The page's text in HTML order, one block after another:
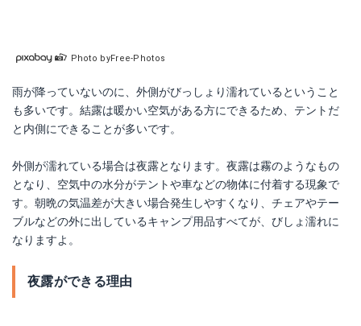
Photo byFree-Photos
雨が降っていないのに、外側がびっしょり濡れているということ
も多いです。結露は暖かい空気がある方にできるため、テントだ
と内側にできることが多いです。
外側が濡れている場合は夜露となります。夜露は霧のようなもの
となり、空気中の水分がテントや車などの物体に付着する現象で
す。朝晩の気温差が大きい場合発生しやすくなり、チェアやテー
ブルなどの外に出しているキャンプ用品すべてが、びしょ濡れに
なりますよ。
夜露ができる理由